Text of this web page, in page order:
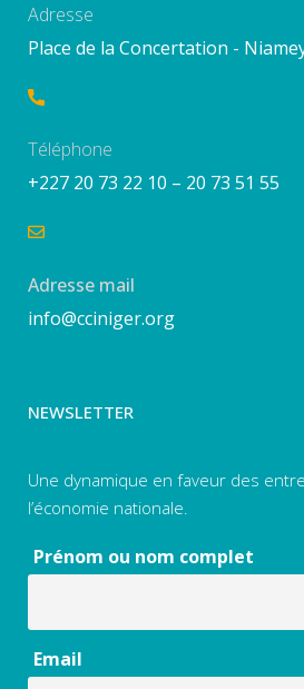
Adresse
Place de la Concertation -
Téléphone
+227 20 73 22 10 – 20 73 51 55
Adresse mail
info@cciniger.org
NEWSLETTER
Une dynamique en faveur des
l’économie nationale.
Prénom ou nom complet
Email